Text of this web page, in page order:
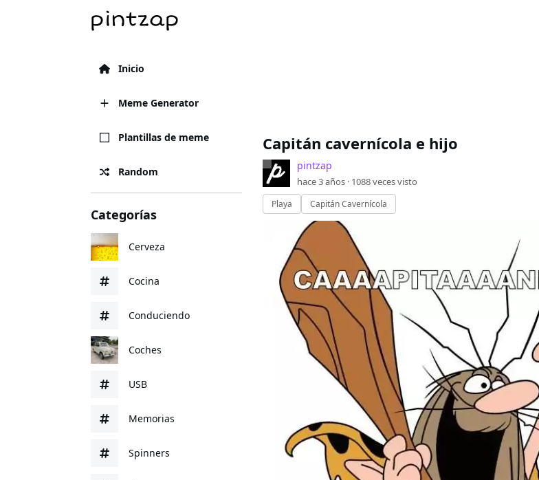
Inicio
Meme Generator
Plantillas de meme
Random
Categorías
Cerveza
Cocina
Conduciendo
Coches
USB
Memorias
Spinners
Capitán cavernícola e hijo
pintzap
hace 3 años · 1088veces visto
Playa Capitán Cavernícola